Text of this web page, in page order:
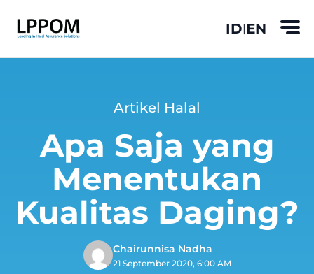
ID|EN
Artikel Halal
Apa Saja yang
Menentukan
Kualitas Daging?
Chairunnisa Nadha
21 September 2020, 6:00 AM